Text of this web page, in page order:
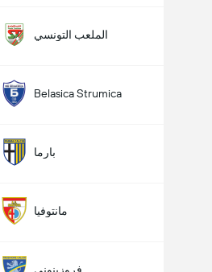
الملعب التونسي
Belasica Strumica
بارما
مانتوفيا